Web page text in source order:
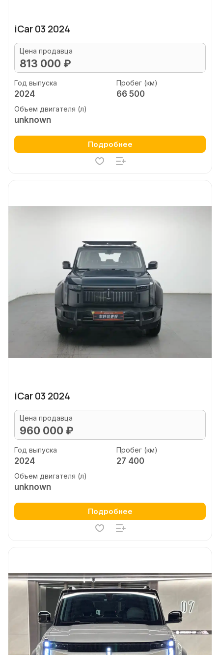
iCar 03 2024
Цена продавца
813 000 ₽
Год выпуска
2024
Пробег (км)
66 500
Объем двигателя (л)
unknown
Подробнее
iCar 03 2024
Цена продавца
960 000 ₽
Год выпуска
2024
Пробег (км)
27 400
Объем двигателя (л)
unknown
Подробнее